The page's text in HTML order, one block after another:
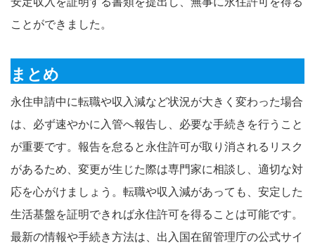
ことができました。
まとめ
永住申請中に転職や収入減など状況が大きく変わった場合
は、必ず速やかに入管へ報告し、必要な手続きを行うこと
が重要です。報告を怠ると永住許可が取り消されるリスク
があるため、変更が生じた際は専門家に相談し、適切な対
応を心がけましょう。転職や収入減があっても、安定した
生活基盤を証明できれば永住許可を得ることは可能です。
最新の情報や手続き方法は、出入国在留管理庁の公式サイ